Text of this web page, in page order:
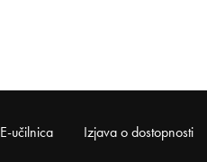
E-učilnica Izjava o dostopnosti